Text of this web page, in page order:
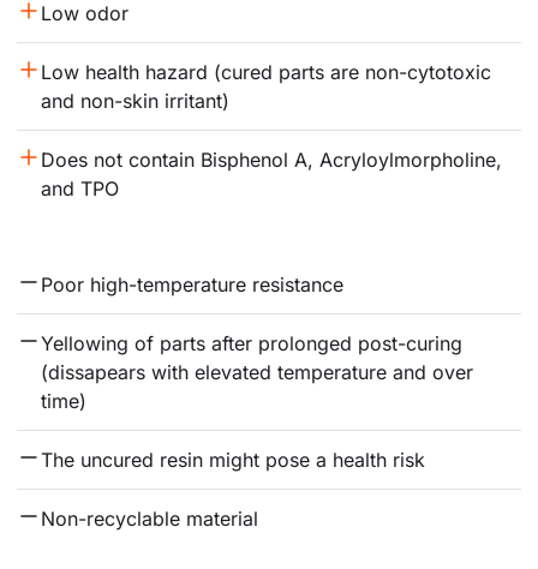
Low odor
Low health hazard (cured parts are non-cytotoxic
and non-skin irritant)
Does not contain Bisphenol A, Acryloylmorpholine,
and TPO
Poor high-temperature resistance
Yellowing of parts after prolonged post-curing
(dissapears with elevated temperature and over
time)
The uncured resin might pose a health risk
Non-recyclable material